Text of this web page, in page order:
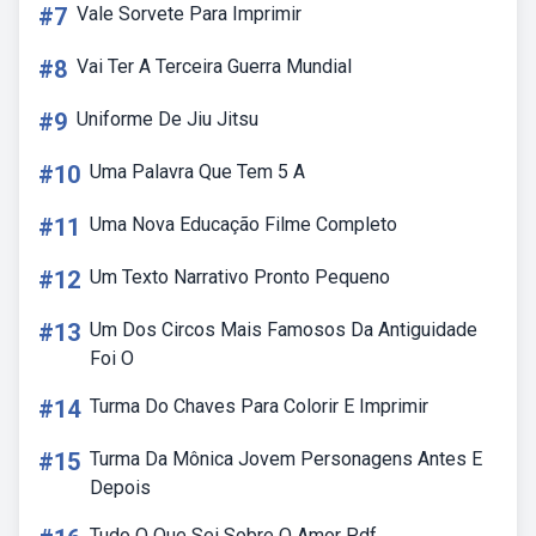
#7 Vale Sorvete Para Imprimir
#8 Vai Ter A Terceira Guerra Mundial
#9 Uniforme De Jiu Jitsu
#10 Uma Palavra Que Tem 5 A
#11 Uma Nova Educação Filme Completo
#12 Um Texto Narrativo Pronto Pequeno
#13 Um Dos Circos Mais Famosos Da Antiguidade
Foi O
#14 Turma Do Chaves Para Colorir E Imprimir
#15 Turma Da Mônica Jovem Personagens Antes E
Depois